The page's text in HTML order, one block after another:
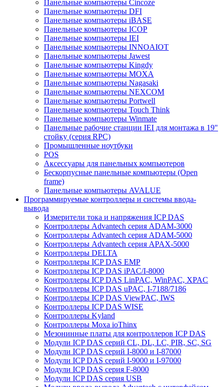
Панельные компьютеры Cincoze
Панельные компьютеры DFI
Панельные компьютеры iBASE
Панельные компьютеры ICOP
Панельные компьютеры IEI
Панельные компьютеры INNOAIOT
Панельные компьютеры Jawest
Панельные компьютеры Kingdy
Панельные компьютеры MOXA
Панельные компьютеры Nagasaki
Панельные компьютеры NEXCOM
Панельные компьютеры Portwell
Панельные компьютеры Touch Think
Панельные компьютеры Winmate
Панельные рабочие станции IEI для монтажа в 19"
стойку (серия RPC)
Промышленные ноутбуки
POS
Аксессуары для панельных компьютеров
Бескорпусные панельные компьютеры (Open
frame)
Панельные компьютеры AVALUE
Программируемые контроллеры и системы ввода-
вывода
Измерители тока и напряжения ICP DAS
Контроллеры Advantech серия ADAM-3000
Контроллеры Advantech серия ADAM-5000
Контроллеры Advantech серия APAX-5000
Контроллеры DELTA
Контроллеры ICP DAS EMP
Контроллеры ICP DAS iPAC/I-8000
Контроллеры ICP DAS LinPAC, WinPAC, XPAC
Контроллеры ICP DAS uPAC, I-7188/7186
Контроллеры ICP DAS ViewPAC, IWS
Контроллеры ICP DAS WISE
Контроллеры Kyland
Контроллеры Moxa ioThinx
Мезонинные платы для контроллеров ICP DAS
Модули ICP DAS серий CL, DL, LC, PIR, SC, SG
Модули ICP DAS серий I-8000 и I-87000
Модули ICP DAS серий I-9000 и I-97000
Модули ICP DAS серия F-8000
Модули ICP DAS серия USB